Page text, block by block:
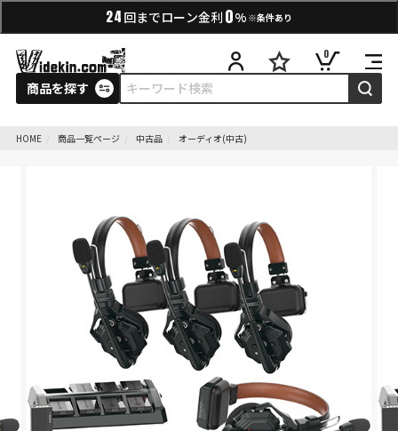
24 回までローン金利 0% ※条件あり
商品を探す
0
HOME 商品一覧ページ 中古品 オーディオ(中古)